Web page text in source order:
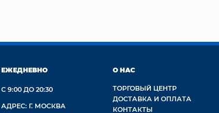
ЕЖЕДНЕВНО
С 9:00 ДО 20:30
АДРЕС: Г. МОСКВА
О НАС
ТОРГОВЫЙ ЦЕНТР
ДОСТАВКА И ОПЛАТА
КОНТАКТЫ